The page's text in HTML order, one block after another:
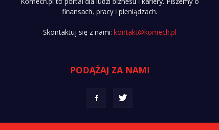
finansach, pracy i pieniądzach.
Skontaktuj się z nami: kontakt@komech.pl
PODĄŻAJ ZA NAMI